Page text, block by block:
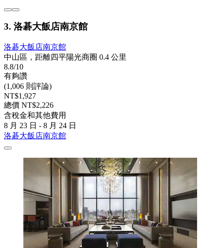
3. 洛碁大飯店南京館
洛碁大飯店南京館
中山區，距離四平陽光商圈 0.4 公里
8.8/10
有夠讚
(1,006 則評論)
NT$1,927
總價 NT$2,226
含稅金和其他費用
8 月 23 日 - 8 月 24 日
洛碁大飯店南京館